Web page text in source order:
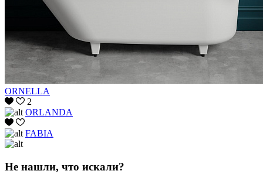
ORNELLA
2
ORLANDA
FABIA
Не нашли, что искали?